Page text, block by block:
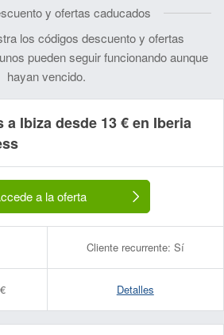
y ofertas caducados
los códigos descuento y ofertas
pueden seguir funcionando aunque
hayan vencido.
a Ibiza desde 13 € en Iberia
a la oferta
Cliente recurrente: Sí
Detalles